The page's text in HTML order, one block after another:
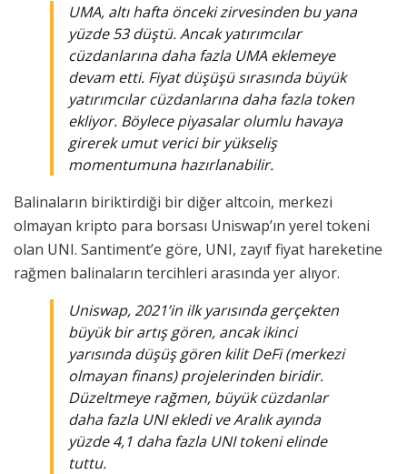
UMA, altı hafta önceki zirvesinden bu yana
yüzde 53 düştü. Ancak yatırımcılar
cüzdanlarına daha fazla UMA eklemeye
devam etti. Fiyat düşüşü sırasında büyük
yatırımcılar cüzdanlarına daha fazla token
ekliyor. Böylece piyasalar olumlu havaya
girerek umut verici bir yükseliş
momentumuna hazırlanabilir.
Balinaların biriktirdiği bir diğer altcoin, merkezi
olmayan kripto para borsası Uniswap’ın yerel tokeni
olan UNI. Santiment’e göre, UNI, zayıf fiyat hareketine
rağmen balinaların tercihleri arasında yer alıyor.
Uniswap, 2021’in ilk yarısında gerçekten
büyük bir artış gören, ancak ikinci
yarısında düşüş gören kilit DeFi (merkezi
olmayan finans) projelerinden biridir.
Düzeltmeye rağmen, büyük cüzdanlar
daha fazla UNI ekledi ve Aralık ayında
yüzde 4,1 daha fazla UNI tokeni elinde
tuttu.